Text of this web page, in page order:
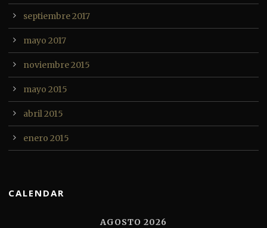
septiembre 2017
mayo 2017
noviembre 2015
mayo 2015
abril 2015
enero 2015
CALENDAR
AGOSTO 2026